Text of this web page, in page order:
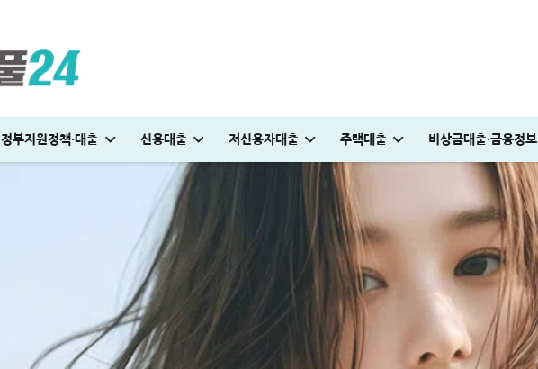
정부지원정책·대출 신용대출 저신용자대출 주택대출 비상금대출·금융정보